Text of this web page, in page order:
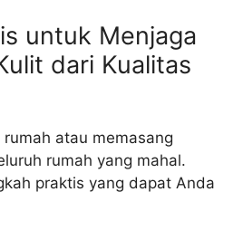
untuk Menjaga
dari Kualitas
atau memasang
rumah yang mahal.
praktis yang dapat Anda